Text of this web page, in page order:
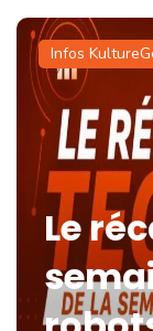
Infos
Le